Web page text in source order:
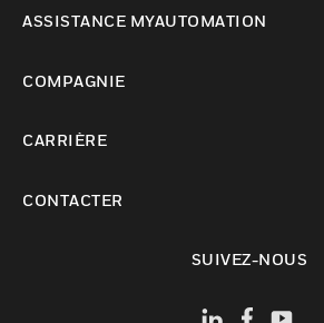
ASSISTANCE MYAUTOMATION
COMPAGNIE
CARRIÈRE
CONTACTER
SUIVEZ-NOUS